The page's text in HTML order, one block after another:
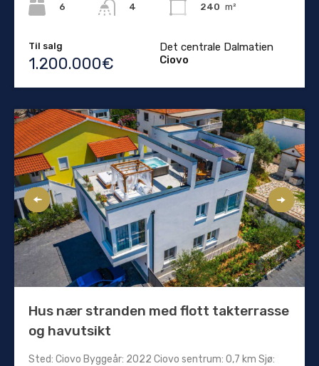
6
4
240 m²
Til salg
1.200.000€
Det centrale Dalmatien
Ciovo
Hus nær stranden med flott takterrasse
og havutsikt
Sted: Ciovo Byggeår: 2022 Ciovo sentrum: 0,7 km Sjø: